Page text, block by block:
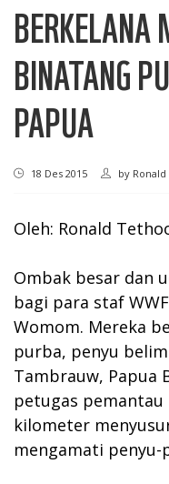
BERKELANA
BINATANG
PAPUA
18 Des 2015 by
Oleh: Ronald
Ombak besar dan
bagi para staf
Womom. Mereka
purba, penyu
Tambrauw, Papua
petugas pemantau
kilometer
mengamati penyu-